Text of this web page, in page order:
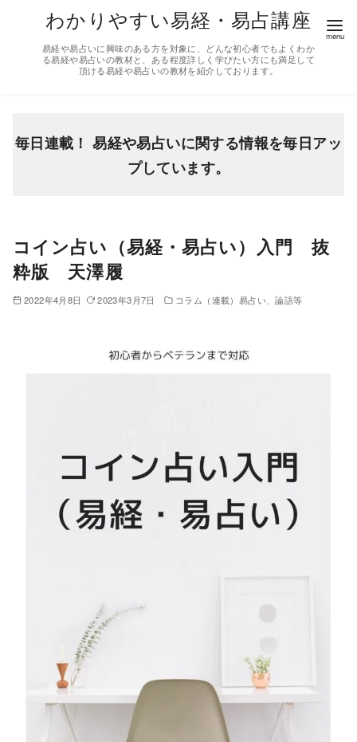
わかりやすい易経・易占講座
易経や易占いに興味のある方を対象に、どんな初心者でもよくわか
る易経や易占いの教材と、ある程度詳しく学びたい方にも満足して
頂ける易経や易占いの教材を紹介しております。
毎日連載！ 易経や易占いに関する情報を毎日アッ
プしています。
コイン占い（易経・易占い）入門 抜
粋版 天澤履
2022年4月8日 2023年3月7日 コラム（連載）易占い、論語等